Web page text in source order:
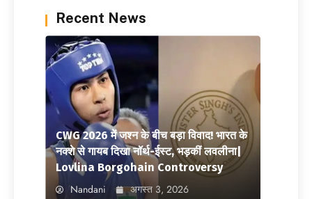
Recent News
CWG 2026 में जश्न के बीच बड़ा विवाद! भारत के
नक्शे से गायब दिखा नॉर्थ-ईस्ट, भड़कीं लवलीना|
Lovlina Borgohain Controversy
Nandani अगस्त 3, 2026